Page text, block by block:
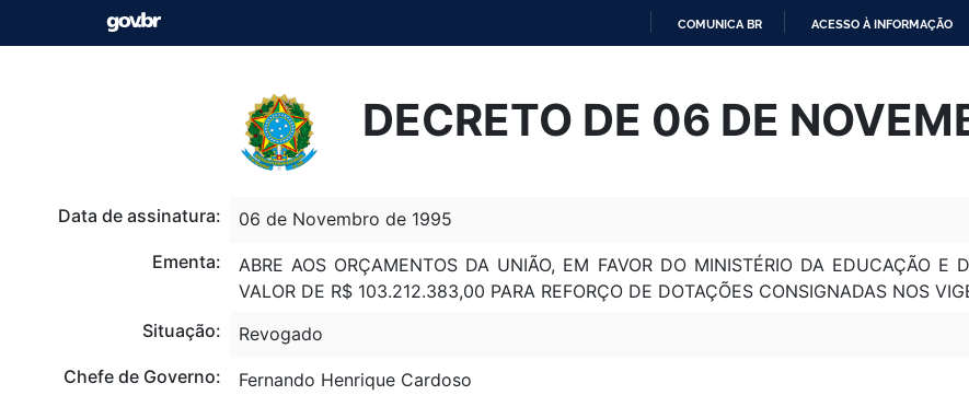
O
CONTEÚDO
COMUNICA BR ACESSO À INFORMAÇÃO
DECRETO DE 06 DE
Data de assinatura:
06 de Novembro de 1995
Ementa:
ABRE AOS ORÇAMENTOS DA UNIÃO, EM FAVOR DO MINISTÉRIO DA EDUCAÇÃO E
VALOR DE R$ 103.212.383,00 PARA REFORÇO DE DOTAÇÕES CONSIGNADAS NOS
Situação:
Revogado
Chefe de Governo:
Fernando Henrique Cardoso